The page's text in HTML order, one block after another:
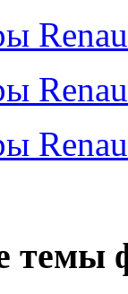
темы